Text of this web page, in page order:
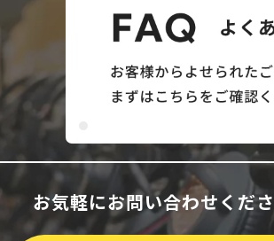
お気軽にお問い合わせくだ